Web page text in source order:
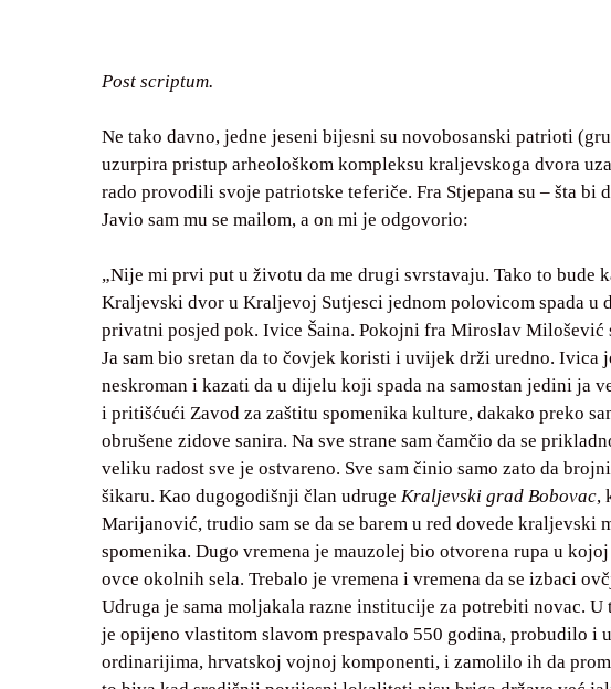
Post scriptum.
Ne tako davno, jedne jeseni bijesni su novobosanski patrioti
uzurpira pristup arheološkom kompleksu kraljevskoga dvora
rado provodili svoje patriotske teferiče. Fra Stjepana su – šta
Javio sam mu se mailom, a on mi je odgovorio:
„Nije mi prvi put u životu da me drugi svrstavaju. Tako to bude
Kraljevski dvor u Kraljevoj Sutjesci jednom polovicom spada u
privatni posjed pok. Ivice Šaina. Pokojni fra Miroslav
Ja sam bio sretan da to čovjek koristi i uvijek drži uredno.
neskroman i kazati da u dijelu koji spada na samostan jedini ja
i pritišćući Zavod za zaštitu spomenika kulture, dakako preko
obrušene zidove sanira. Na sve strane sam čamčio da se
veliku radost sve je ostvareno. Sve sam činio samo zato da
šikaru. Kao dugogodišnji član udruge Kraljevski grad Bobovac,
Marijanović, trudio sam se da se barem u red dovede kraljevski
spomenika. Dugo vremena je mauzolej bio otvorena rupa u
ovce okolnih sela. Trebalo je vremena i vremena da se izbaci
Udruga je sama moljakala razne institucije za potrebiti novac.
je opijeno vlastitom slavom prespavalo 550 godina, probudilo i
ordinarijima, hrvatskoj vojnoj komponenti, i zamolilo ih da